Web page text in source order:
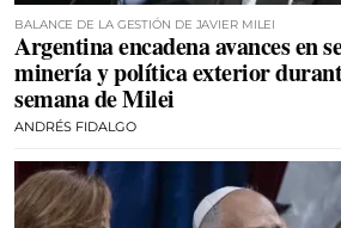
BALANCE DE LA GESTIÓN DE JAVIER MILEI
Argentina encadena avances en
minería y política exterior
semana de Milei
ANDRÉS FIDALGO